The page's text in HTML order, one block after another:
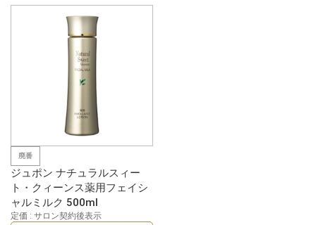
廃番
ジュポン ナチュラルスィー
ト・クィーンス薬用フェイシ
ャルミルク 500ml
定価 : サロン契約後表示